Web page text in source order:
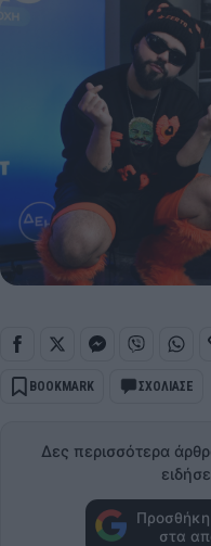
BOOKMARK ΣΧΟΛΙΑΣΕ
Δες περισσότερα
στα